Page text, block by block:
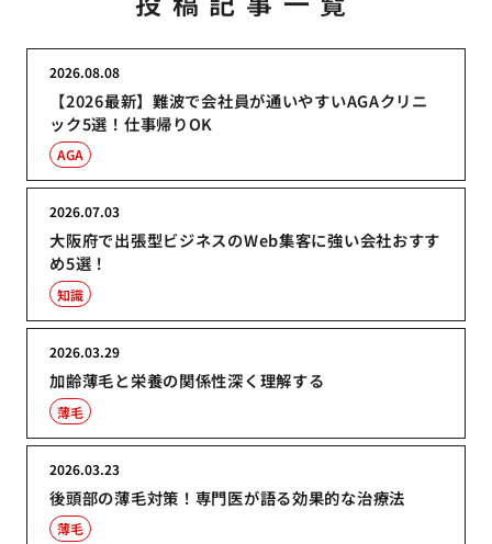
【2026最新】難波で会社員が通いやすいAGAクリニ
ック5選！仕事帰りOK
2026.08.08
AGA
大阪府で出張型ビジネスのWeb集客に強い会社おすす
め5選！
2026.07.03
知識
加齢薄毛と栄養の関係性深く理解する
2026.03.29
薄毛
後頭部の薄毛対策！専門医が語る効果的な治療法
2026.03.23
薄毛